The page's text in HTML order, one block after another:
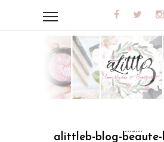
alittleb-blog-